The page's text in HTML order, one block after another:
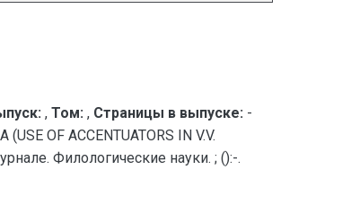
, Том: , Страницы в выпуске: -
OF ACCENTUATORS IN V.V.
Филологические науки. ; ():-.